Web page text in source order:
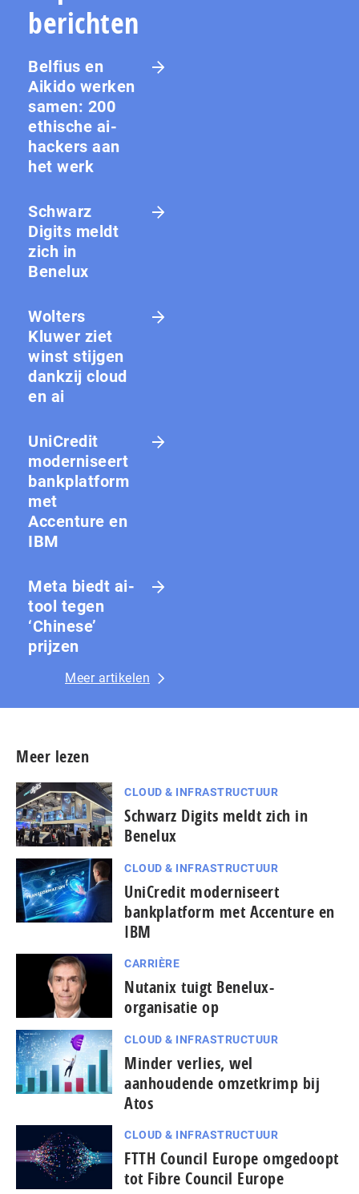
berichten
Belfius en
Aikido werken
samen: 200
ethische ai-
hackers aan
het werk
Schwarz
Digits meldt
zich in
Benelux
Wolters
Kluwer ziet
winst stijgen
dankzij cloud
en ai
UniCredit
moderniseert
bankplatform
met
Accenture en
IBM
Meta biedt ai-
tool tegen
‘Chinese’
prijzen
Meer artikelen
Meer lezen
CLOUD & INFRASTRUCTUUR
Schwarz Digits meldt zich in
Benelux
CLOUD & INFRASTRUCTUUR
UniCredit moderniseert
bankplatform met Accenture en
IBM
CARRIÈRE
Nutanix tuigt Benelux-
organisatie op
CLOUD & INFRASTRUCTUUR
Minder verlies, wel
aanhoudende omzetkrimp bij
Atos
CLOUD & INFRASTRUCTUUR
FTTH Council Europe omgedoopt
tot Fibre Council Europe